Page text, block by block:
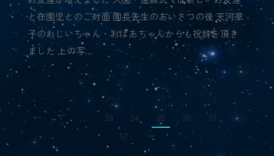
と在園児とのご対面 園長先生のあいさつの後 天河草
子のおじいちゃん・おばあちゃんからも祝辞を頂き
ました 上の写…
← 1 … 33 34 35 36 37
…
51
→